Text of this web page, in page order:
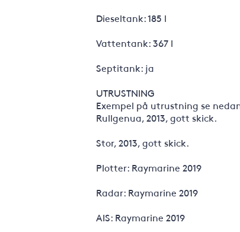
Dieseltank: 185 l
Vattentank: 367 l
Septitank: ja
UTRUSTNING
Exempel på utrustning se
Rullgenua, 2013, gott skick.
Stor, 2013, gott skick.
Plotter: Raymarine 2019
Radar: Raymarine 2019
AIS: Raymarine 2019